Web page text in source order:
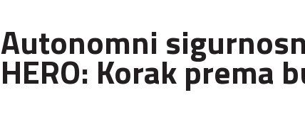
Autonomni
HERO: Korak prema